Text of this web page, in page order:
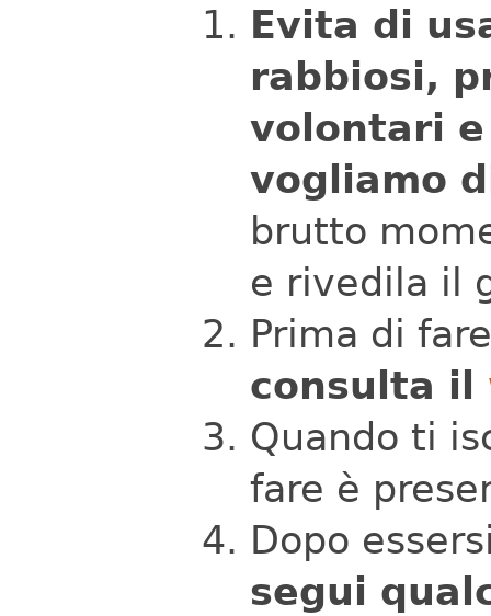
Evita di
rabbiosi,
volontari
vogliamo
brutto
e rivedila il
Prima di
consulta il
Quando ti
fare è
Dopo
segui